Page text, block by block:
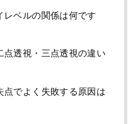
レベルの関係は何です
点透視・三点透視の違い
点でよく失敗する原因は